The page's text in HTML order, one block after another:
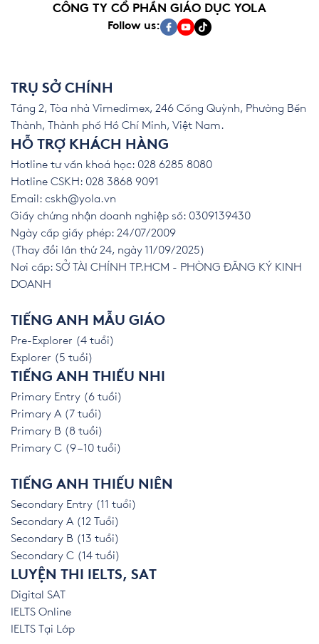
CÔNG TY CỔ PHẦN GIÁO DỤC YOLA
Follow us:
TRỤ SỞ CHÍNH
Tầng 2, Tòa nhà Vimedimex, 246 Cống Quỳnh, Phường Bến
Thành, Thành phố Hồ Chí Minh, Việt Nam.
HỖ TRỢ KHÁCH HÀNG
Hotline tư vấn khoá học: 028 6285 8080
Hotline CSKH: 028 3868 9091
Email: cskh@yola.vn
Giấy chứng nhận doanh nghiệp số: 0309139430
Ngày cấp giấy phép: 24/07/2009
(Thay đổi lần thứ 24, ngày 11/09/2025)
Nơi cấp: SỞ TÀI CHÍNH TP.HCM - PHÒNG ĐĂNG KÝ KINH
DOANH
TIẾNG ANH MẪU GIÁO
Pre-Explorer (4 tuổi)
Explorer (5 tuổi)
TIẾNG ANH THIẾU NHI
Primary Entry (6 tuổi)
Primary A (7 tuổi)
Primary B (8 tuổi)
Primary C (9 – 10 tuổi)
TIẾNG ANH THIẾU NIÊN
Secondary Entry (11 tuổi)
Secondary A (12 Tuổi)
Secondary B (13 tuổi)
Secondary C (14 tuổi)
LUYỆN THI IELTS, SAT
Digital SAT
IELTS Online
IELTS Tại Lớp